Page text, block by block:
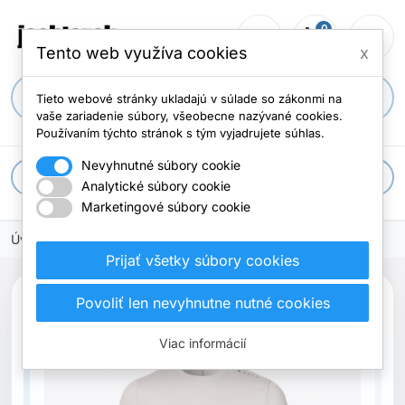
person_outline shopping_cart
0
Početmenu
apps Všetky kategórie
Úvodná stránka
Novinka
Tento web využíva cookies x
Tieto webové stránky ukladajú v súlade so zákonmi na
vaše zariadenie súbory, všeobecne nazývané cookies.
Používaním týchto stránok s tým vyjadrujete súhlas.
Nevyhnutné súbory cookie
Analytické súbory cookie
Marketingové súbory cookie
Prijať všetky súbory cookies
Povoliť len nevyhnutne nutné cookies
Viac informácií